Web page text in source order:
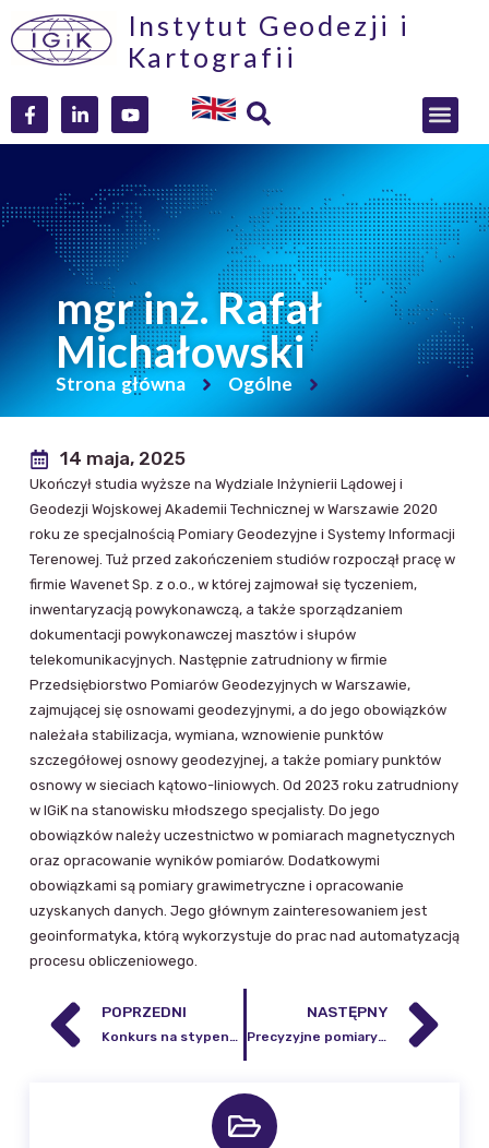
Instytut Geodezji i
Kartografii
mgr inż. Rafał
Michałowski
Strona główna Ogólne
14 maja, 2025
Ukończył studia wyższe na Wydziale Inżynierii Lądowej i
Geodezji Wojskowej Akademii Technicznej w Warszawie 2020
roku ze specjalnością Pomiary Geodezyjne i Systemy Informacji
Terenowej. Tuż przed zakończeniem studiów rozpoczął pracę w
firmie Wavenet Sp. z o.o., w której zajmował się tyczeniem,
inwentaryzacją powykonawczą, a także sporządzaniem
dokumentacji powykonawczej masztów i słupów
telekomunikacyjnych. Następnie zatrudniony w firmie
Przedsiębiorstwo Pomiarów Geodezyjnych w Warszawie,
zajmującej się osnowami geodezyjnymi, a do jego obowiązków
należała stabilizacja, wymiana, wznowienie punktów
szczegółowej osnowy geodezyjnej, a także pomiary punktów
osnowy w sieciach kątowo-liniowych. Od 2023 roku zatrudniony
w IGiK na stanowisku młodszego specjalisty. Do jego
obowiązków należy uczestnictwo w pomiarach magnetycznych
oraz opracowanie wyników pomiarów. Dodatkowymi
obowiązkami są pomiary grawimetryczne i opracowanie
uzyskanych danych. Jego głównym zainteresowaniem jest
geoinformatyka, którą wykorzystuje do prac nad automatyzacją
procesu obliczeniowego.
POPRZEDNI
Konkurs na stypendium naukowe w projekcie NCN OPUS21 rozstrzygnięty!
NASTĘPNY
Precyzyjne pomiary przyśpieszenia siły ciężkości na stacjach monitoringu geodynamicznego w Hołownie i Dziwiu